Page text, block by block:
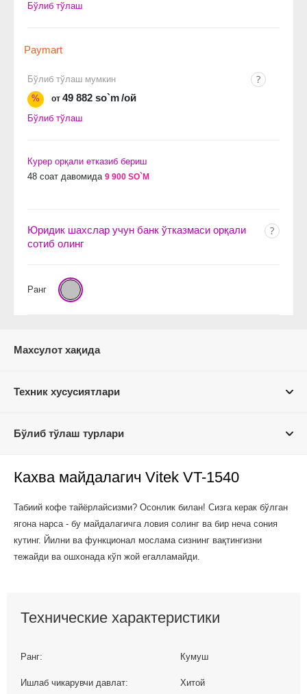
Бўлиб тўлаш
Paymart
Бўлиб тўлаш мумкин
%
от 49 882 so`m/ой
Бўлиб тўлаш
Курер орқали етказиб бериш
48 соат давомида 9 900 SO`M
Юридик шахслар учун банк ўтказмаси орқали
сотиб олинг
Ранг
Махсулот хақида
Техник хусусиятлари
Бўлиб тўлаш турлари
Кахва майдалагич Vitek VT-1540
Табиий кофе тайёрлайсизми? Осонлик билан! Сизга керак бўлган
ягона нарса - бу майдалагичга ловия солинг ва бир неча сония
кутинг. Йилни ва функционал мослама сизнинг вақтингизни
тежайди ва ошхонада кўп жой егалламайди.
Технические характеристики
Ранг: Кумуш
Ишлаб чикарувчи давлат: Хитой